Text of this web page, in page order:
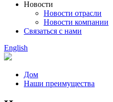
Новости
Новости отрасли
Новости компании
Связаться с нами
English
Дом
Наши преимущества